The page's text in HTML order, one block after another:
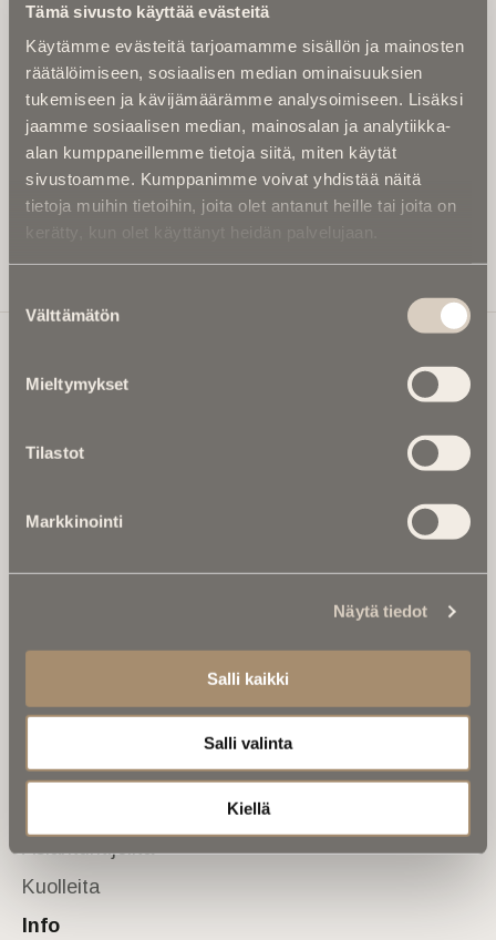
Tämä sivusto käyttää evästeitä
Käytämme evästeitä tarjoamamme sisällön ja mainosten
räätälöimiseen, sosiaalisen median ominaisuuksien
tukemiseen ja kävijämäärämme analysoimiseen. Lisäksi
jaamme sosiaalisen median, mainosalan ja analytiikka-
alan kumppaneillemme tietoja siitä, miten käytät
sivustoamme. Kumppanimme voivat yhdistää näitä
tietoja muihin tietoihin, joita olet antanut heille tai joita on
kerätty, kun olet käyttänyt heidän palvelujaan.
valinta
Välttämätön
Mieltymykset
Tilastot
Markkinointi
Näytä tiedot
Salli kaikki
Salli valinta
Kiellä
Kirjoita alle sähköpostiosoitteesi niin saat kaksi kertaa
kuukaudessa Ikuisuusmedian uutiskirjeen ja varmistat,
etteivät kiinnostavat artikkelit jää huomaamatta.
Uutiskirje on maksuton eikä se velvoita mihinkään.
Kirjoita tähän sähköpostiosoite, johon haluat uutiskirjeen
Ikuisuusmedia
Ikuisuusmedia on kuolinuutisointiin keskittynyt uusi ja
valtakunnallinen mediabrändi. Julkaisemme uusimmat
Tietoa meistä
Etusivu
Kalenterista
Asiantuntijoilta
Kuolleita
Info